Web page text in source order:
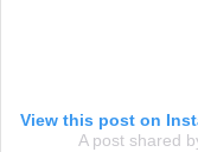
View this post on
A post shared